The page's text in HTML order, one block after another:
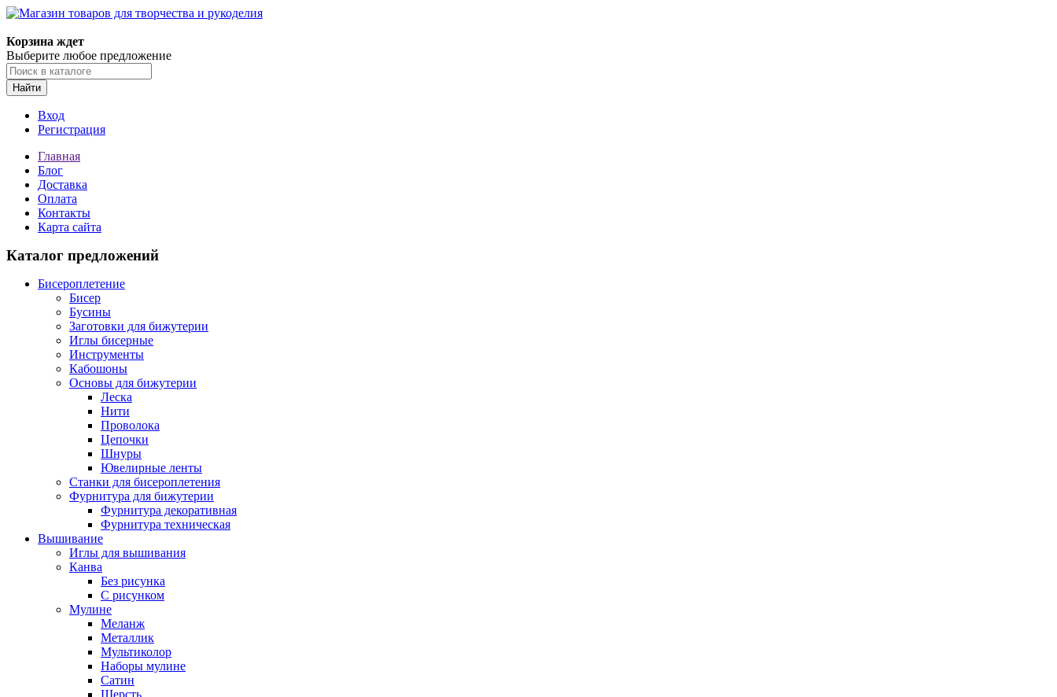
Корзина ждет
Выберите любое предложение
Найти
Вход
Регистрация
Главная
Блог
Доставка
Оплата
Контакты
Карта сайта
Каталог предложений
Бисероплетение
Бисер
Бусины
Заготовки для бижутерии
Иглы бисерные
Инструменты
Кабошоны
Основы для бижутерии
Леска
Нити
Проволока
Цепочки
Шнуры
Ювелирные ленты
Станки для бисероплетения
Фурнитура для бижутерии
Фурнитура декоративная
Фурнитура техническая
Вышивание
Иглы для вышивания
Канва
Без рисунка
С рисунком
Мулине
Меланж
Металлик
Мультиколор
Наборы мулине
Сатин
Шерсть